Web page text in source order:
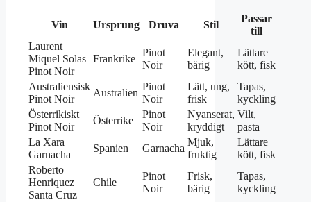
Vin Ursprung Druva Stil
Passar
till
Laurent
Miquel Solas
Pinot Noir
Frankrike
Pinot
Noir
Elegant,
bärig
Lättare
kött, fisk
Australiensisk
Pinot Noir
Australien
Pinot
Noir
Lätt, ung,
frisk
Tapas,
kyckling
Österrikiskt
Pinot Noir
Österrike
Pinot
Noir
Nyanserat,
kryddigt
Vilt,
pasta
La Xara
Garnacha
Spanien Garnacha
Mjuk,
fruktig
Lättare
kött, fisk
Roberto
Henriquez
Santa Cruz
Chile
Pinot
Noir
Frisk,
bärig
Tapas,
kyckling